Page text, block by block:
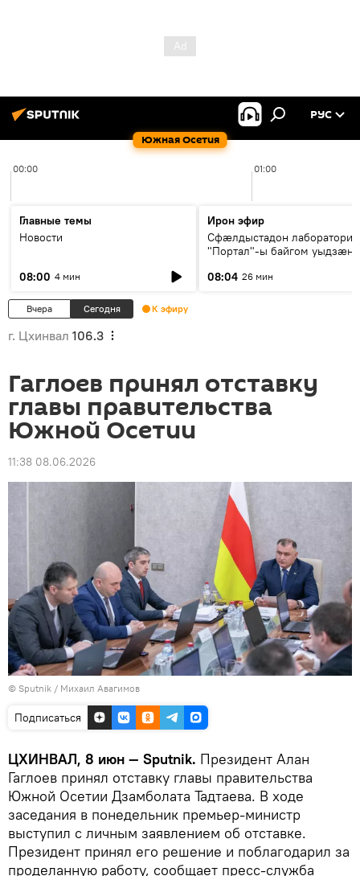
Южная Осетия
РУС
00:00 01:00
Главные темы
Новости
08:00 4 мин
Ирон эфир
Сфæлдыстадон лаборатори
"Портал"-ы байгом уыдзæн
Æхсары куыстыты равдыст
08:04 26 мин
Вчера Сегодня К эфиру
г. Цхинвал 106.3
Гаглоев принял отставку
главы правительства
Южной Осетии
11:38 08.06.2026
© Sputnik / Михаил Авагимов
Подписаться
ЦХИНВАЛ, 8 июн — Sputnik. Президент Алан
Гаглоев принял отставку главы правительства
Южной Осетии Дзамболата Тадтаева. В ходе
заседания в понедельник премьер-министр
выступил с личным заявлением об отставке.
Президент принял его решение и поблагодарил за
проделанную работу, сообщает пресс-служба